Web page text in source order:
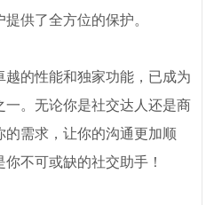
供了全方位的保护。
的性能和独家功能，已成为
。无论你是社交达人还是商
需求，让你的沟通更加顺
不可或缺的社交助手！